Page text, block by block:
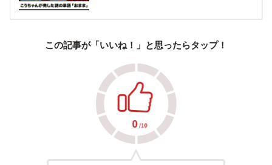
この記事が「いいね！」と思ったらタップ！